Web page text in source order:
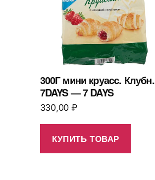
300Г мини круасс. Клубн.
7DAYS — 7 DAYS
330,00 ₽
КУПИТЬ ТОВАР